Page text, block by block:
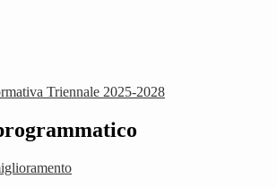
Triennale 2025-2028